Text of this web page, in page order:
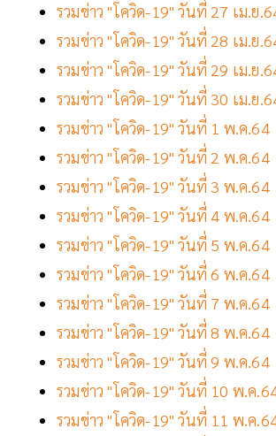
รวมข่าว "โควิด-19" วันที่ 27 เม.ย
รวมข่าว "โควิด-19" วันที่ 28 เม.ย
รวมข่าว "โควิด-19" วันที่ 29 เม.ย
รวมข่าว "โควิด-19" วันที่ 30 เม.ย
รวมข่าว "โควิด-19" วันที่ 1 พ.ค.64
รวมข่าว "โควิด-19" วันที่ 2 พ.ค.64
รวมข่าว "โควิด-19" วันที่ 3 พ.ค.64
รวมข่าว "โควิด-19" วันที่ 4 พ.ค.64
รวมข่าว "โควิด-19" วันที่ 5 พ.ค.64
รวมข่าว "โควิด-19" วันที่ 6 พ.ค.64
รวมข่าว "โควิด-19" วันที่ 7 พ.ค.64
รวมข่าว "โควิด-19" วันที่ 8 พ.ค.64
รวมข่าว "โควิด-19" วันที่ 9 พ.ค.64
รวมข่าว "โควิด-19" วันที่ 10 พ.ค
รวมข่าว "โควิด-19" วันที่ 11 พ.ค